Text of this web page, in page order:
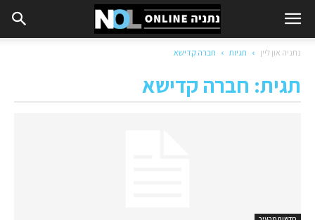
נתניה און ליין תגיות חברה קדישא
תגית: חברה קדישא